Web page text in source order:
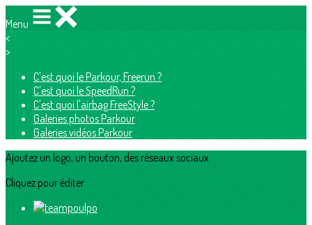
Menu
<
>
C'est quoi le Parkour, Freerun ?
C'est quoi le SpeedRun ?
C'est quoi l'airbag FreeStyle ?
Galeries photos Parkour
Galeries vidéos Parkour
Ajoutez un logo, un bouton, des réseaux sociaux
Cliquez pour éditer